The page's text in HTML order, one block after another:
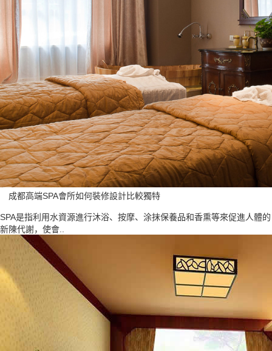
成都高端SPA會所如何裝修設計比較獨特
SPA是指利用水資源進行沐浴、按摩、涂抹保養品和香熏等來促進人體的
新陳代謝，使會..